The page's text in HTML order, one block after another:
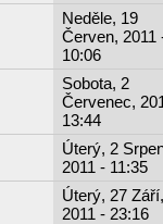
Neděle, 19
Červen, 2011
10:06
Sobota, 2
Červenec,
13:44
Úterý, 2
2011 - 11:35
Úterý, 27 Září,
2011 - 23:16